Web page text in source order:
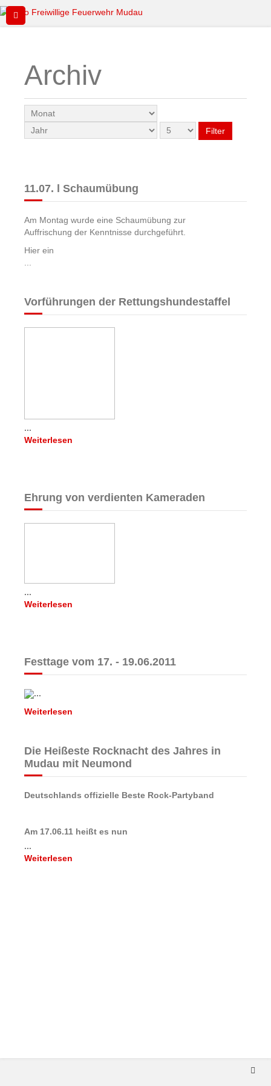
Archiv
Filter
11.07. l Schaumübung
Am Montag wurde eine Schaumübung zur
Auffrischung der Kenntnisse durchgeführt.
Hier ein
Vorführungen der Rettungshundestaffel
...
Weiterlesen
Ehrung von verdienten Kameraden
...
Weiterlesen
Festtage vom 17. - 19.06.2011
...
Weiterlesen
Die Heißeste Rocknacht des Jahres in
Mudau mit Neumond
Deutschlands offizielle Beste Rock-Partyband
Am 17.06.11 heißt es nun
...
Weiterlesen